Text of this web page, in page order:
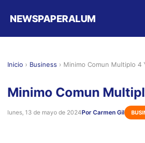
NEWSPAPERALUM
Inicio › Business › Minimo Comun Multiplo 4
Minimo Comun
lunes, 13 de mayo de 2024Por Carmen Gil